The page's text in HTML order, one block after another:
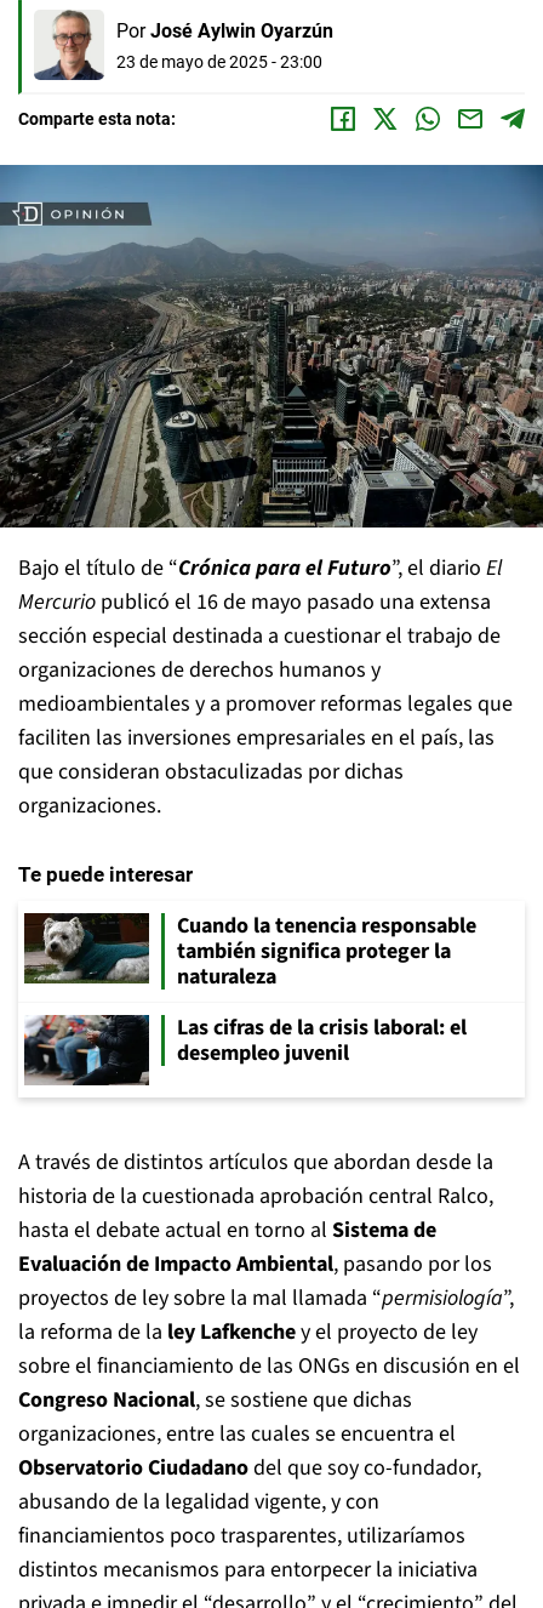
Por José Aylwin Oyarzún
23 de mayo de 2025 - 23:00
Comparte esta nota:
Bajo el título de “Crónica para el Futuro”, el diario El
Mercurio publicó el 16 de mayo pasado una extensa
sección especial destinada a cuestionar el trabajo de
organizaciones de derechos humanos y
medioambientales y a promover reformas legales que
faciliten las inversiones empresariales en el país, las
que consideran obstaculizadas por dichas
organizaciones.
Te puede interesar
Cuando la tenencia responsable
también significa proteger la
naturaleza
Las cifras de la crisis laboral: el
desempleo juvenil
A través de distintos artículos que abordan desde la
historia de la cuestionada aprobación central Ralco,
hasta el debate actual en torno al Sistema de
Evaluación de Impacto Ambiental, pasando por los
proyectos de ley sobre la mal llamada “permisiología”,
la reforma de la ley Lafkenchey el proyecto de ley
sobre el financiamiento de las ONGs en discusión en el
Congreso Nacional, se sostiene que dichas
organizaciones, entre las cuales se encuentra el
Observatorio Ciudadanodel que soy co-fundador,
abusando de la legalidad vigente, y con
financiamientos poco trasparentes, utilizaríamos
distintos mecanismos para entorpecer la iniciativa